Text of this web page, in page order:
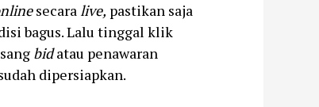
secaralive, pastikan saja
bagus. Lalu tinggal klik
bidatau penawaran
dipersiapkan.